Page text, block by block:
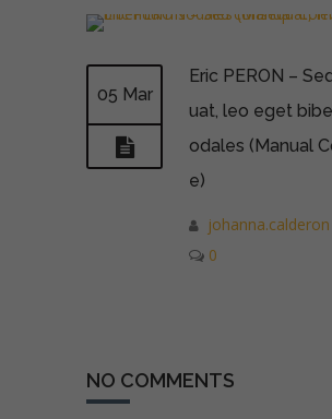
05 Mar
Eric PERON –
uat, leo eget
odales (Manual
e)
johanna.calderon
0
NO COMMENTS